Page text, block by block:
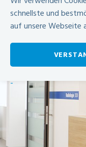
schnellste und
auf unsere Webseite
-